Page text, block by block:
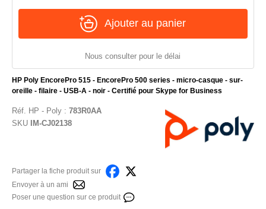
HP Poly EncorePro 515 - EncorePro 500 series - micro-casque - sur-
oreille - filaire - USB-A - noir - Certifié pour Skype for Business
Réf. HP - Poly: 783R0AA
SKU
IM-CJ02138
Partager la fiche produit sur
Envoyer à un ami
Poser une question sur ce produit
Ajouter au panier
Nous consulter pour le délai